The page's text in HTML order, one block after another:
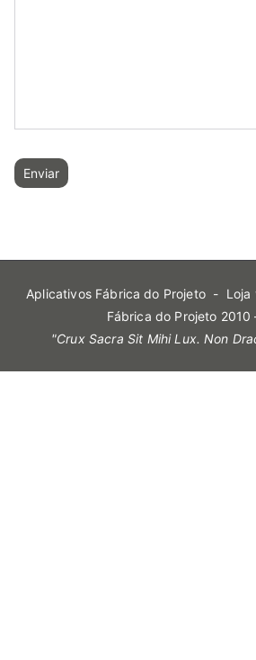
Aplicativos Fábrica do Projeto- Loja
Fábrica do Projeto 2010
"Crux Sacra Sit Mihi Lux. Non